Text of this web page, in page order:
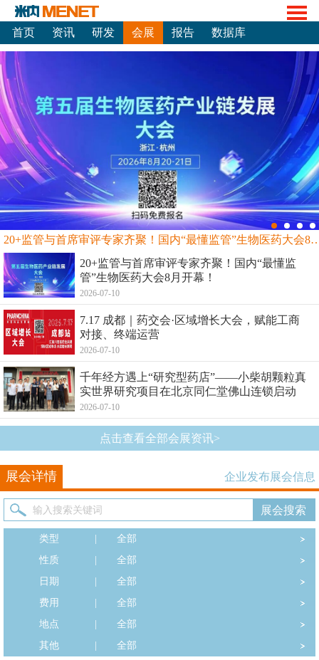
首页 资讯 研发 会展 报告 数据库
20+监管与首席审评专家齐聚！国内“最
20+监管与首席审评专家齐聚！国内“最懂监
管”生物医药大会8月开幕！
2026-07-10
7.17 成都｜药交会·区域增长大会，赋能工商
对接、终端运营
2026-07-10
千年经方遇上“研究型药店”——小柴胡颗粒真
实世界研究项目在北京同仁堂佛山连锁启动
2026-07-10
点击查看全部会展资讯>
展会详情 企业发布展会信息
类型
全部
性质
全部
日期
全部
费用
全部
地点
全部
其他
全部